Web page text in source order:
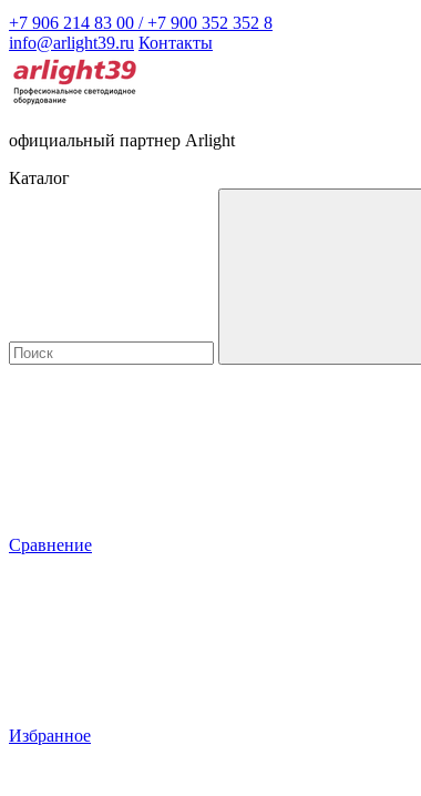
+7 906 214 83 00 / +7 900 352 352 8
info@arlight39.ru Контакты
официальный партнер Arlight
Каталог
Сравнение
Избранное